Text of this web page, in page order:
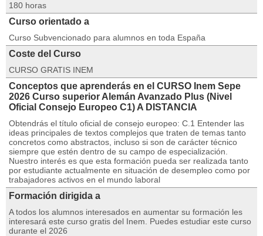
180 horas
Curso orientado a
Curso Subvencionado para alumnos en toda España
Coste del Curso
CURSO GRATIS INEM
Conceptos que aprenderás en el CURSO Inem Sepe
2026 Curso superior Alemán Avanzado Plus (Nivel
Oficial Consejo Europeo C1) A DISTANCIA
Obtendrás el título oficial de consejo europeo: C.1 Entender las
ideas principales de textos complejos que traten de temas tanto
concretos como abstractos, incluso si son de carácter técnico
siempre que estén dentro de su campo de especialización.
Nuestro interés es que esta formación pueda ser realizada tanto
por estudiante actualmente en situación de desempleo como por
trabajadores activos en el mundo laboral
Formación dirigida a
A todos los alumnos interesados en aumentar su formación les
interesará este curso gratis del Inem. Puedes estudiar este curso
durante el 2026